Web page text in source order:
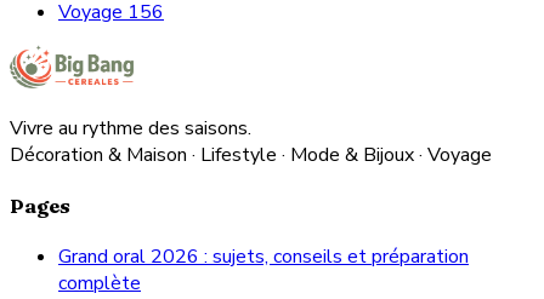
Voyage 156
Vivre au rythme des saisons.
Décoration & Maison · Lifestyle · Mode & Bijoux · Voyage
Pages
Grand oral 2026 : sujets, conseils et préparation
complète